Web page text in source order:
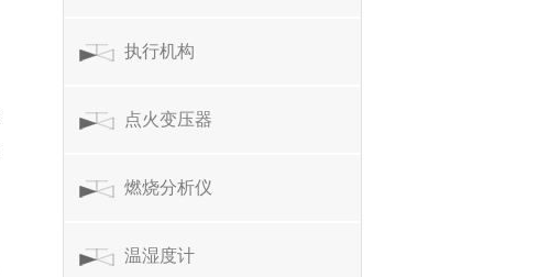
执行机构
点火变压器
燃烧分析仪
温湿度计